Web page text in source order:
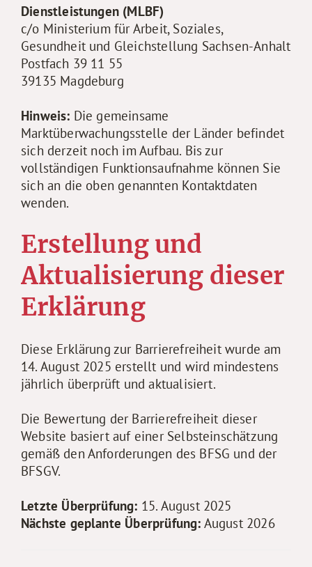
Dienstleistungen (MLBF)
c/o Ministerium für Arbeit, Soziales,
Gesundheit und Gleichstellung Sachsen-Anhalt
Postfach 39 11 55
39135 Magdeburg
Hinweis: Die gemeinsame
Marktüberwachungsstelle der Länder befindet
sich derzeit noch im Aufbau. Bis zur
vollständigen Funktionsaufnahme können Sie
sich an die oben genannten Kontaktdaten
wenden.
Erstellung und
Aktualisierung dieser
Erklärung
Diese Erklärung zur Barrierefreiheit wurde am
14. August 2025 erstellt und wird mindestens
jährlich überprüft und aktualisiert.
Die Bewertung der Barrierefreiheit dieser
Website basiert auf einer Selbsteinschätzung
gemäß den Anforderungen des BFSG und der
BFSGV.
Letzte Überprüfung: 15. August 2025
Nächste geplante Überprüfung: August 2026